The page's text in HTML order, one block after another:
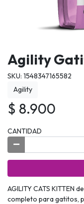
Agility
SKU: 1548347165582
Agility
$ 8.900
CANTIDAD
AGILITY CATS KITTEN
completo para gatitos,